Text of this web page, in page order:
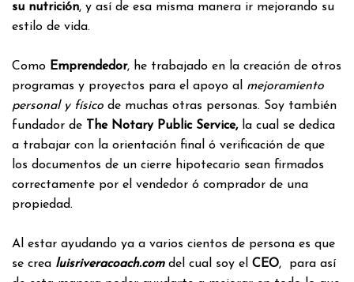
su nutrición, y así de esa misma manera ir mejorando su
estilo de vida.
Como Emprendedor, he trabajado en la creación de otros
programas y proyectos para el apoyo al mejoramiento
personal y físico de muchas otras personas. Soy también
fundador de
The Notary Public Service,la cual se dedica
a trabajar con la orientación final ó verificación de que
los documentos de un cierre hipotecario sean firmados
correctamente por el vendedor ó comprador de una
propiedad.
Al estar ayudando ya a varios cientos de persona es que
se crea luisriveracoach.comdel cual soy el CEO, para así